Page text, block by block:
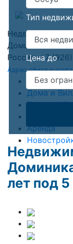
Недвижимость
Доминикана: +1
Россия: +7
Адрес офиса и
Квартиры
Дома и
Готовый
Аренда
Тип
Цена до
лет под